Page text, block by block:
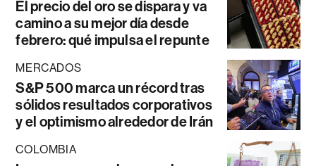
El precio del oro se dispara y va
camino a su mejor día desde
febrero: qué impulsa el repunte
MERCADOS
S&P 500 marca un récord tras
sólidos resultados corporativos
y el optimismo alrededor de Irán
COLOMBIA